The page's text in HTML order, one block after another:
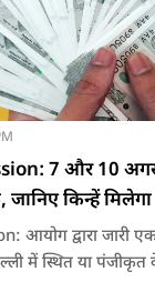
7 और 10
किन्हें मिलेगा
आयोग द्वारा जारी
में स्थित या पंजीकृत